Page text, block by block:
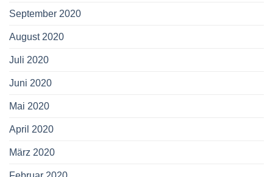
September 2020
August 2020
Juli 2020
Juni 2020
Mai 2020
April 2020
März 2020